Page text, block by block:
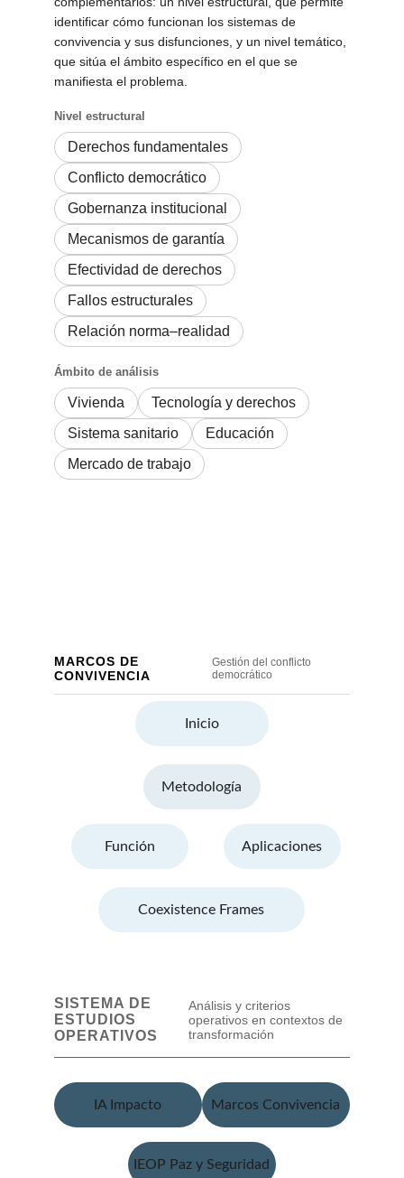
Inicio
Metodología
Aplicaciones
Coexistence Frames
Función
Marcos Convivencia
IA Impacto
IEOP Paz y Seguridad